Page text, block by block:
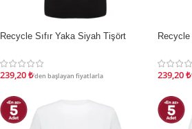
İNDIRIM
Recycle Sıfır Yaka Siyah Tişört
239,20₺'den başlayan fiyatlarla
İNDIRIM
239,20₺